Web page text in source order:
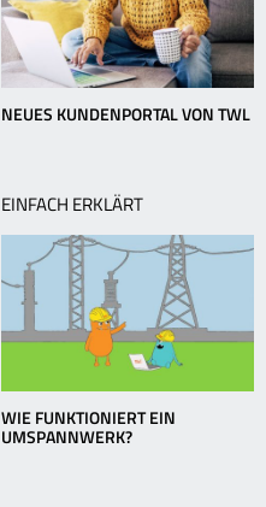
NEUES KUNDENPORTAL VON TWL
EINFACH ERKLÄRT
WIE FUNKTIONIERT EIN
UMSPANNWERK?